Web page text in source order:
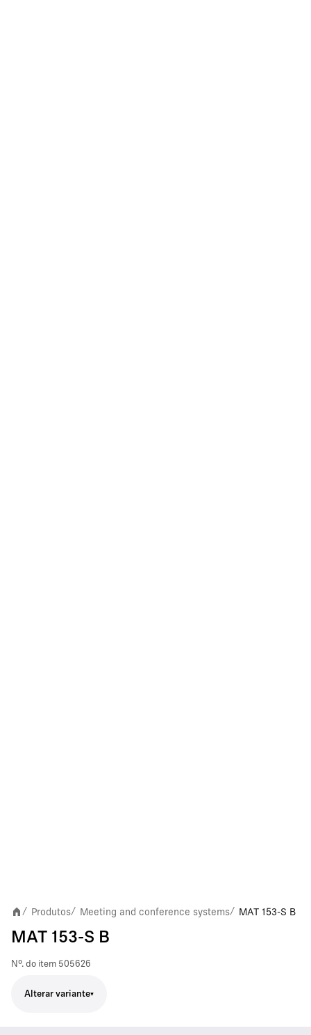
/ Produtos/ Meeting and conference systems/ MAT 153-S B
MAT 153-S B
Nº. do item 505626
Alterar variante